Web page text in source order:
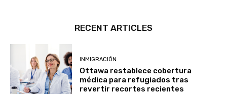
RECENT ARTICLES
INMIGRACIÓN
Ottawa restablece cobertura
médica para refugiados tras
revertir recortes recientes